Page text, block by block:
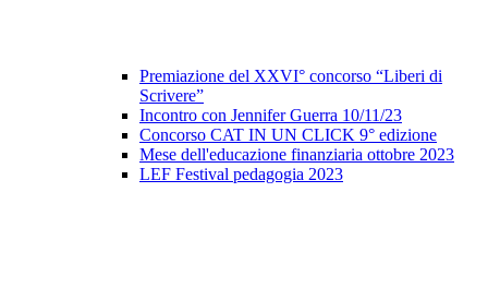
Premiazione del XXVI° concorso “Liberi di
Scrivere”
Incontro con Jennifer Guerra 10/11/23
Concorso CAT IN UN CLICK 9° edizione
Mese dell'educazione finanziaria ottobre 2023
LEF Festival pedagogia 2023